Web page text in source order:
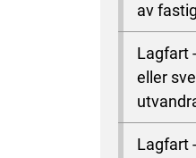
av
Lagfart
eller
Lagfart